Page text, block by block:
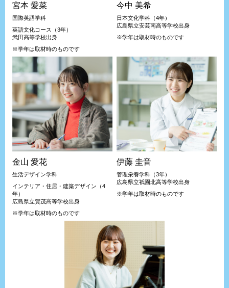
宮本 愛菜
国際英語学科
英語文化コース（3年）
武田高等学校出身
※学年は取材時のものです
今中 美希
日本文化学科（4年）
広島県立安芸南高等学校出身
※学年は取材時のものです
金山 愛花
生活デザイン学科
インテリア・住居・建築デザイン（4
年）
広島県立賀茂高等学校出身
※学年は取材時のものです
伊藤 圭音
管理栄養学科（3年）
広島県立祇園北高等学校出身
※学年は取材時のものです